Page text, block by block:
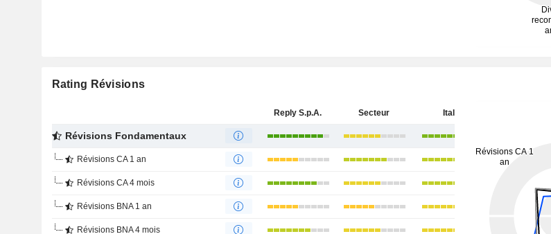
Rating Révisions
Reply S.p.A. Secteur Italie
Révisions Fondamentaux
Révisions CA 1 an
Révisions CA 4 mois
Révisions BNA 1 an
Révisions BNA 4 mois